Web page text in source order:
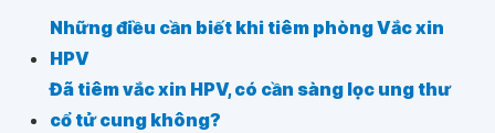
Những điều cần biết khi tiêm phòng Vắc xin
HPV
Đã tiêm vắc xin HPV, có cần sàng lọc ung thư
cổ tử cung không?